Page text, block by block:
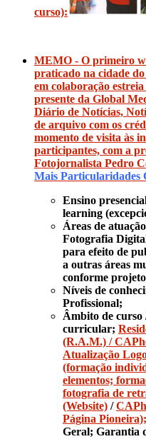
curso):
MEMO - O primeiro
praticado na cidade do
em colaboração
presente da Global
Diário de Notícias,
de arquivo com os
momento de visita às
participantes, com a
Fotojornalista Pedro
Mais
Ensino
learning
Áreas de
Fotografia
para efeito de
a outras áreas
conforme
Níveis de
Profissional;
Âmbito de curso
curricular;
(R.A.M.) /
Atualização
(formação
elementos;
fotografia de
(Website) /
Página Pioneira);
Geral; Garantia